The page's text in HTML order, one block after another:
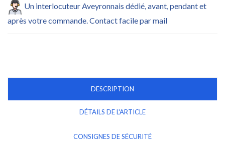
Un interlocuteur Aveyronnais dédié, avant, pendant et
après votre commande. Contact facile par mail
DESCRIPTION
DÉTAILS DE L'ARTICLE
CONSIGNES DE SÉCURITÉ